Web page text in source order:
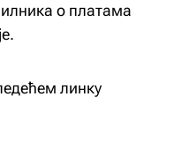
о платама
линку